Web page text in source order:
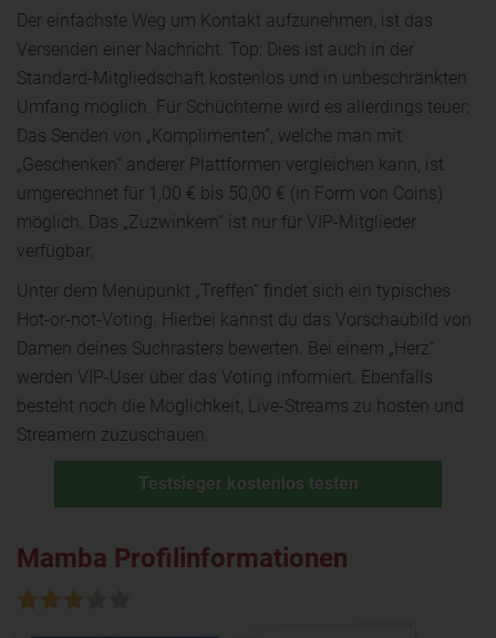
Der einfachste Weg um Kontakt aufzunehmen, ist das
Versenden einer Nachricht. Top: Dies ist auch in der
Standard-Mitgliedschaft kostenlos und in unbeschränkten
Umfang möglich. Für Schüchterne wird es allerdings teuer:
Das Senden von „Komplimenten“, welche man mit
„Geschenken“ anderer Plattformen vergleichen kann, ist
umgerechnet für 1,00 € bis 50,00 € (in Form von Coins)
möglich. Das „Zuzwinkern“ ist nur für VIP-Mitglieder
verfügbar.
Unter dem Menüpunkt „Treffen“ findet sich ein typisches
Hot-or-not-Voting. Hierbei kannst du das Vorschaubild von
Damen deines Suchrasters bewerten. Bei einem „Herz“
werden VIP-User über das Voting informiert. Ebenfalls
besteht noch die Möglichkeit, Live-Streams zu hosten und
Streamern zuzuschauen.
Testsieger kostenlos testen
Mamba Profilinformationen